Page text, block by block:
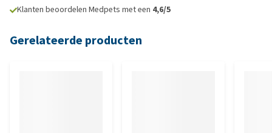
Klanten beoordelen Medpets met een 4,6/5
Gerelateerde producten